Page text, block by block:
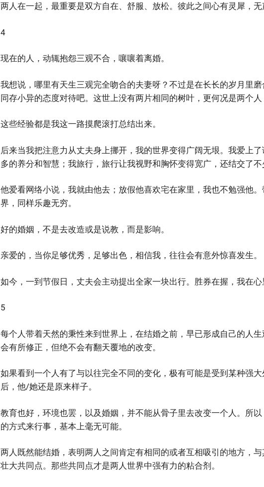
两人在一起，最重要是双方自在、舒服、放松。彼此之间心有灵犀，无
4
现在的人，动辄抱怨三观不合，嚷嚷着离婚。
我想说，哪里有天生三观完全吻合的夫妻呀？不过是在长长的岁月里
同存小异的态度对待吧。这世上没有两片相同的树叶，更何况是两个人
这些经验都是我这一路摸爬滚打总结出来。
后来当我把注意力从丈夫身上挪开，我的世界变得广阔无垠。我爱上
多的养分和智慧；我旅行，旅行让我视野和胸怀变得宽广，还结交了不
他爱看网络小说，我就由他去；放假他喜欢宅在家里，我也不勉强他
界，同样乐趣无穷。
好的婚姻，不是去改造或是说教，而是影响。
亲爱的，当你足够优秀，足够出色，相信我，往往会有意外惊喜发生。
如今，一到节假日，丈夫会主动提出全家一块出行。胜券在握，我在心
5
每个人带着天然的秉性来到世界上，在结婚之前，早已形成自己的人
会有所修正，但绝不会有翻天覆地的改变。
如果看到一个人有了与以往完全不同的变化，极有可能是受到某种强
后，他/她还是原来样子。
教育也好，环境也罢，以及婚姻，并不能从骨子里去改变一个人。所
的方式来行事，基本上毫无可能。
两人既然能结婚，表明两人之间肯定有相同的或者互相吸引的地方，
壮大共同点。那些共同点才是两人世界中强有力的粘合剂。